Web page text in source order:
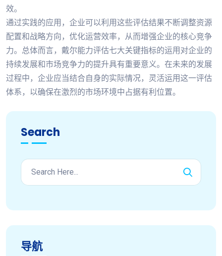
效。
通过实践的应用，企业可以利用这些评估结果不断调整资源
配置和战略方向，优化运营效率，从而增强企业的核心竞争
力。总体而言，戴尔能力评估七大关键指标的运用对企业的
持续发展和市场竞争力的提升具有重要意义。在未来的发展
过程中，企业应当结合自身的实际情况，灵活运用这一评估
体系，以确保在激烈的市场环境中占据有利位置。
Search
导航